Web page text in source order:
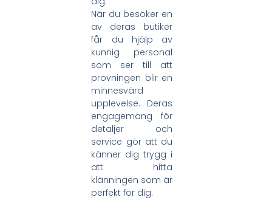
När du besöker en
av deras butiker
får du hjälp av
kunnig personal
som ser till att
provningen blir en
minnesvärd
upplevelse. Deras
engagemang för
detaljer och
service gör att du
känner dig trygg i
att hitta
klänningen som är
perfekt för dig.